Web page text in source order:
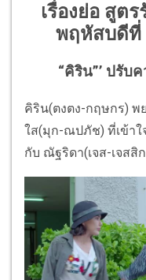
เรื่องย่อ สูต
พฤหัสบดีที่
“คิริน”’ ปรับ
คิริน(ตงตง-กฤษกร) พ
ใส(มุก-ณปภัช) ที่เข้าใ
กับ ณัฐริดา(เจส-เจสสิ